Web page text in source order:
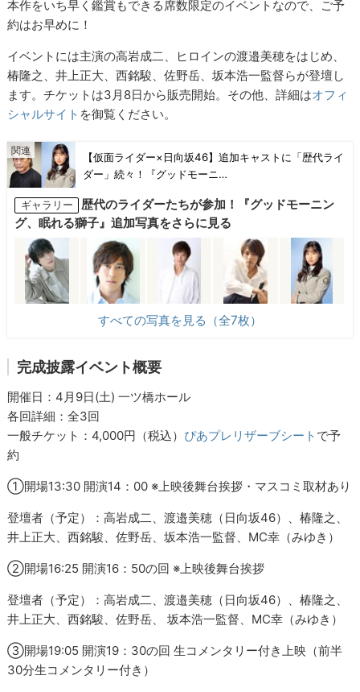
本作をいち早く鑑賞もできる席数限定のイベントなので、ご予
約はお早めに！
イベントには主演の高岩成二、ヒロインの渡邉美穂をはじめ、
椿隆之、井上正大、西銘駿、佐野岳、坂本浩一監督らが登壇し
ます。チケットは3月8日から販売開始。その他、詳細はオフィ
シャルサイト を御覧ください。
【仮面ライダー×日向坂46】追加キャストに「歴代ライ
ダー」続々！『グッドモーニ…
ギャラリー
歴代のライダーたちが参加！『グッドモーニン
グ、眠れる獅子』追加写真をさらに見る
すべての写真を見る（全7枚）
完成披露イベント概要
開催日：4月9日(土) 一ツ橋ホール
各回詳細：全3回
一般チケット：4,000円（税込） ぴあプレリザーブシート で予
約
①開場13:30 開演14：00 ※上映後舞台挨拶・マスコミ取材あり
登壇者（予定）：高岩成二、渡邉美穂（日向坂46）、椿隆之、
井上正大、西銘駿、佐野岳、坂本浩一監督、MC幸（みゆき）
②開場16:25 開演16：50の回 ※上映後舞台挨拶
登壇者（予定）：高岩成二、渡邉美穂（日向坂46）、椿隆之、
井上正大、西銘駿、佐野岳、 坂本浩一監督、MC幸（みゆき）
③開場19:05 開演19：30の回 生コメンタリー付き上映（前半
30分生コメンタリー付き）